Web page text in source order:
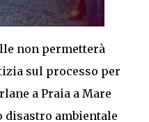
non permetterà
sul processo per
a Praia a Mare
disastro ambientale